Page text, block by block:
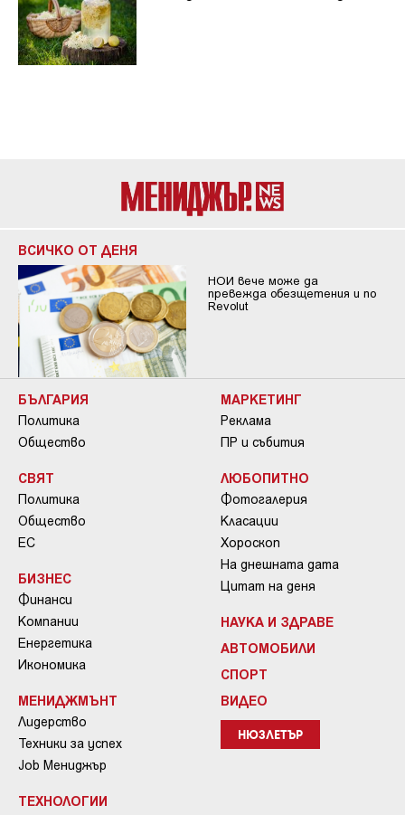
ВСИЧКО ОТ ДЕНЯ
НОИ вече може да
превежда обезщетения и по
Revolut
БЪЛГАРИЯ
Политика
Общество
СВЯТ
Политика
Общество
ЕС
БИЗНЕС
Финанси
Компании
Енергетика
Икономика
МЕНИДЖМЪНТ
Лидерство
Техники за успех
Job Мениджър
ТЕХНОЛОГИИ
МАРКЕТИНГ
Реклама
ПР и събития
ЛЮБОПИТНО
Фотогалерия
Класации
Хороскоп
На днешната дата
Цитат на деня
НАУКА И ЗДРАВЕ
АВТОМОБИЛИ
СПОРТ
ВИДЕО
НЮЗЛЕТЪР